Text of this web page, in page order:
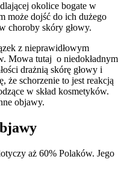
okolice bogate w
może dojść do ich dużego
choroby skóry głowy.
z nieprawidłowym
Mowa tutaj o niedokładnym
drażnią skórę głowy i
że schorzenie to jest reakcją
w skład kosmetyków.
objawy.
aż 60% Polaków. Jego